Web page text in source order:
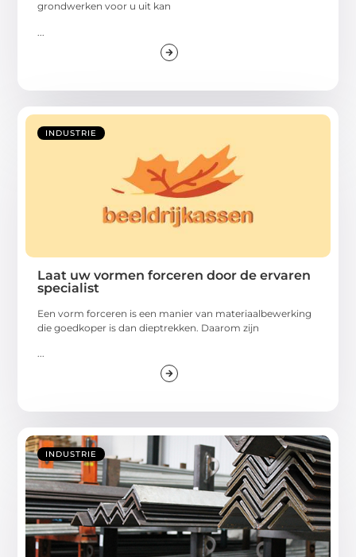
grondwerken voor u uit kan
INDUSTRIE
Laat uw vormen forceren door de ervaren
specialist
Een vorm forceren is een manier van materiaalbewerking
die goedkoper is dan dieptrekken. Daarom zijn
INDUSTRIE